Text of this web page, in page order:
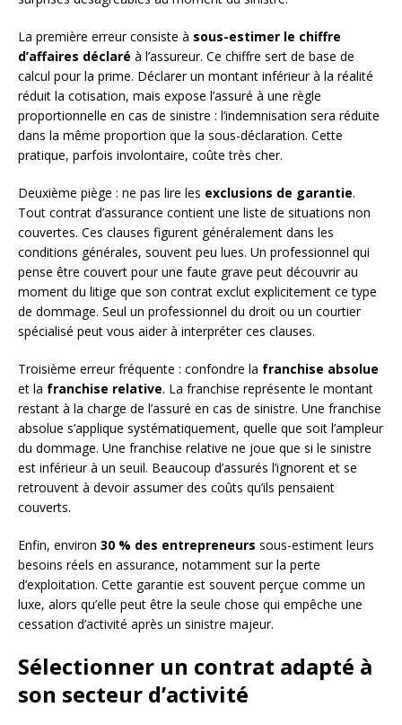
La première erreur consiste à sous-estimer le chiffre
d’affaires déclaré à l’assureur. Ce chiffre sert de base de
calcul pour la prime. Déclarer un montant inférieur à la réalité
réduit la cotisation, mais expose l’assuré à une règle
proportionnelle en cas de sinistre : l’indemnisation sera réduite
dans la même proportion que la sous-déclaration. Cette
pratique, parfois involontaire, coûte très cher.
Deuxième piège : ne pas lire les exclusions de garantie.
Tout contrat d’assurance contient une liste de situations non
couvertes. Ces clauses figurent généralement dans les
conditions générales, souvent peu lues. Un professionnel qui
pense être couvert pour une faute grave peut découvrir au
moment du litige que son contrat exclut explicitement ce type
de dommage. Seul un professionnel du droit ou un courtier
spécialisé peut vous aider à interpréter ces clauses.
Troisième erreur fréquente : confondre la franchise absolue
et la franchise relative. La franchise représente le montant
restant à la charge de l’assuré en cas de sinistre. Une franchise
absolue s’applique systématiquement, quelle que soit l’ampleur
du dommage. Une franchise relative ne joue que si le sinistre
est inférieur à un seuil. Beaucoup d’assurés l’ignorent et se
retrouvent à devoir assumer des coûts qu’ils pensaient
couverts.
Enfin, environ 30 % des entrepreneurs sous-estiment leurs
besoins réels en assurance, notamment sur la perte
d’exploitation. Cette garantie est souvent perçue comme un
luxe, alors qu’elle peut être la seule chose qui empêche une
cessation d’activité après un sinistre majeur.
Sélectionner un contrat adapté à
son secteur d’activité